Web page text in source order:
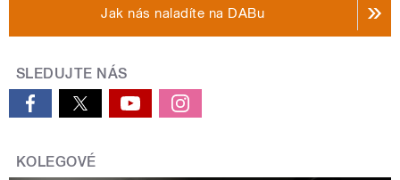
Jak nás naladíte na DABu
SLEDUJTE NÁS
KOLEGOVÉ